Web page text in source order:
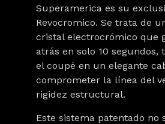
Superamerica es su
Revocromico. Se trata de
cristal electrocrómico que
atrás en solo 10 segundos,
el coupé en un elegante
comprometer la línea del
rigidez estructural.
Este sistema patentado no